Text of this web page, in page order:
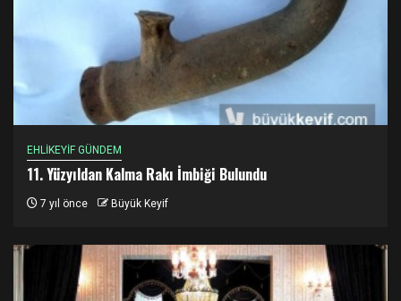
EHLİKEYİF GÜNDEM
11. Yüzyıldan Kalma Rakı İmbiği Bulundu
7 yıl önce Büyük Keyif